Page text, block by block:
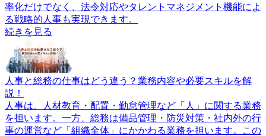
率化だけでなく、法令対応やタレントマネジメント機能によ
る戦略的人事も実現できます。
続きを見る
人事と総務の仕事はどう違う？業務内容や必要スキルを解
説！
人事は、人材教育・配置・勤怠管理など「人」に関する業務
を担います。一方、総務は備品管理・防災対策・社内外の行
事の運営など「組織全体」にかかわる業務を担います。この